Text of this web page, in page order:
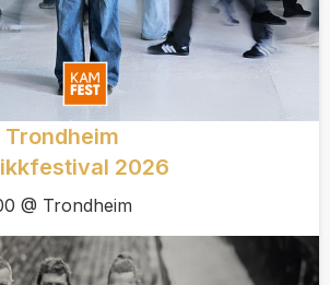
2026
@ Trondheim